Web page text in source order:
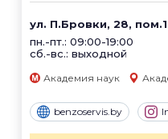
ул. П.Бровки, 28,
пн.-пт.: 09:00-19:00
сб.-вс.: выходной
Академия наук
benzoservis.by